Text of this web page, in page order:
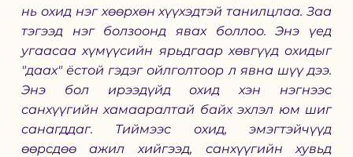
нь охид нэг хөөрхөн хүүхэдтэй танилцлаа. Заа
тэгээд нэг болзоонд явах боллоо. Энэ үед
угаасаа хүмүүсийн ярьдгаар хөвгүүд охидыг
"даах" ёстой гэдэг ойлголтоор л явна шүү дээ.
Энэ бол ирээдүйд охид хэн нэгнээс
санхүүгийн хамааралтай байх эхлэл юм шиг
санагддаг. Тиймээс охид, эмэгтэйчүүд
өөрсдөө ажил хийгээд, санхүүгийн хувьд